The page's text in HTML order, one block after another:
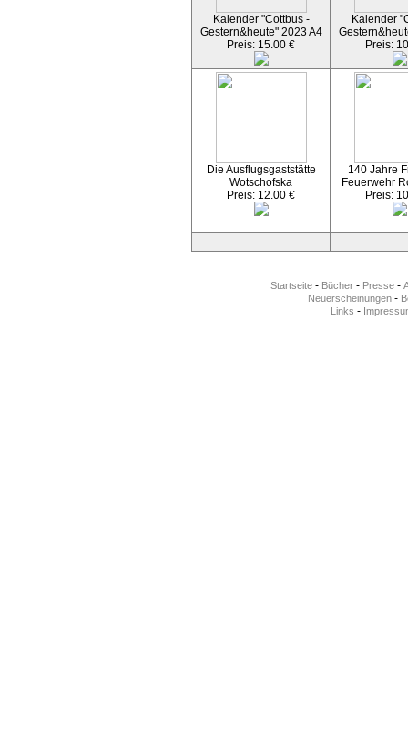
Kalender "Cottbus -
Gestern&heute" 2023 A4
Preis: 15.00 €
Kalender
Preis:
Die Ausflugsgaststätte
Wotschofska
Preis: 12.00 €
140 Jahre
Feuerwehr
Preis:
Startseite - Bücher - Presse -
Neuerscheinungen-
Links -